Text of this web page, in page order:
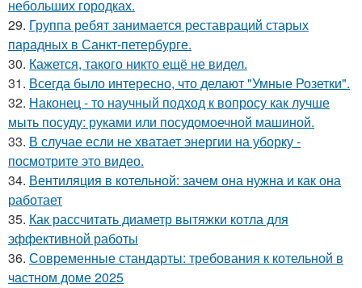
небольших городках.
29. Группа ребят занимается реставраций старых
парадных в Санкт-петербурге.
30. Кажется, такого никто ещё не видел.
31. Всегда было интересно, что делают "Умные Розетки".
32. Наконец - то научный подход к вопросу как лучше
мыть посуду: руками или посудомоечной машиной.
33. В случае если не хватает энергии на уборку -
посмотрите это видео.
34. Вентиляция в котельной: зачем она нужна и как она
работает
35. Как рассчитать диаметр вытяжки котла для
эффективной работы
36. Современные стандарты: требования к котельной в
частном доме 2025